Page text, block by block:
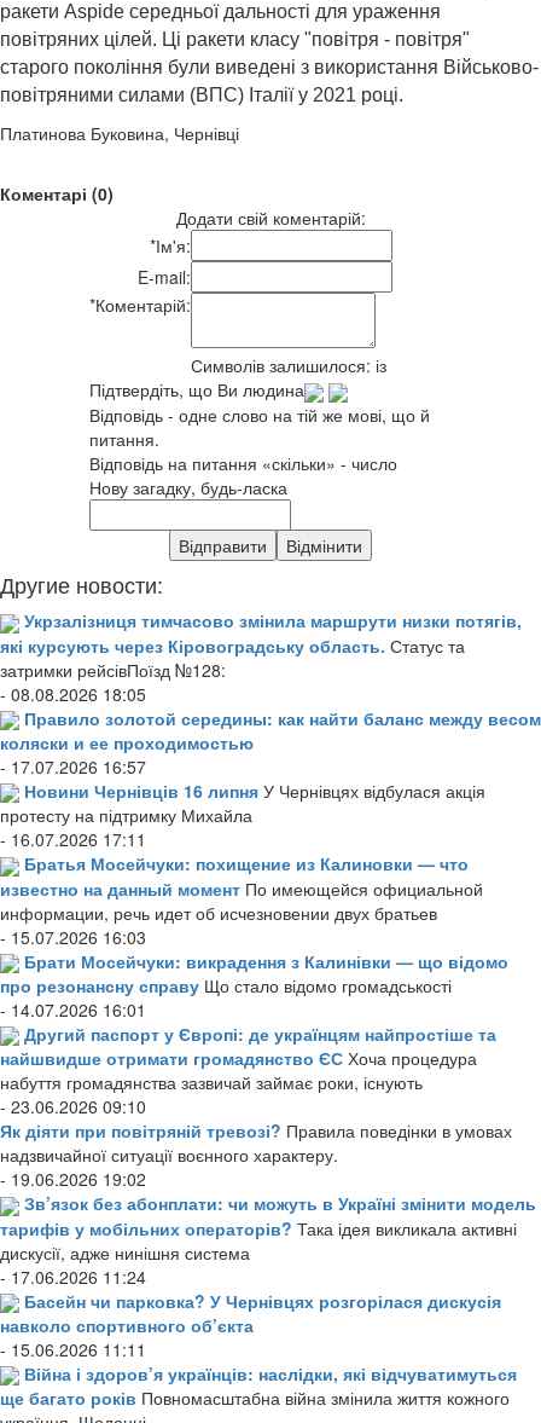
ракети Aspide середньої дальності для ураження
повітряних цілей. Ці ракети класу "повітря - повітря"
старого покоління були виведені з використання Військово-
повітряними силами (ВПС) Італії у 2021 році.
Платинова Буковина, Чернівці
Коментарі (0)
Додати свій коментарій:
*Ім'я:
E-mail:
*Коментарій:
Символів залишилося: із
Підтвердіть, що Ви людина
Відповідь - одне слово на тій же мові, що й
питання.
Відповідь на питання «скільки» - число
Нову загадку, будь-ласка
Другие новости:
Укрзалізниця тимчасово змінила маршрути низки потягів,
які курсують через Кіровоградську область. Статус та
затримки рейсівПоїзд №128:
- 08.08.2026 18:05
Правило золотой середины: как найти баланс между весом
коляски и ее проходимостью
- 17.07.2026 16:57
Новини Чернівців 16 липня У Чернівцях відбулася акція
протесту на підтримку Михайла
- 16.07.2026 17:11
Братья Мосейчуки: похищение из Калиновки — что
известно на данный момент По имеющейся официальной
информации, речь идет об исчезновении двух братьев
- 15.07.2026 16:03
Брати Мосейчуки: викрадення з Калинівки — що відомо
про резонансну справу Що стало відомо громадськості
- 14.07.2026 16:01
Другий паспорт у Європі: де українцям найпростіше та
найшвидше отримати громадянство ЄС Хоча процедура
набуття громадянства зазвичай займає роки, існують
- 23.06.2026 09:10
Як діяти при повітряній тревозі? Правила поведінки в умовах
надзвичайної ситуації воєнного характеру.
- 19.06.2026 19:02
Зв’язок без абонплати: чи можуть в Україні змінити модель
тарифів у мобільних операторів? Така ідея викликала активні
дискусії, адже нинішня система
- 17.06.2026 11:24
Басейн чи парковка? У Чернівцях розгорілася дискусія
навколо спортивного об’єкта
- 15.06.2026 11:11
Війна і здоров’я українців: наслідки, які відчуватимуться
ще багато років Повномасштабна війна змінила життя кожного